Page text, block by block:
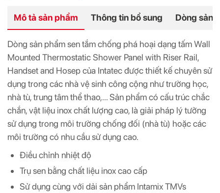
Mô tả sản phẩm Thông tin bổ sung Dòng sản
Dòng sản phẩm sen tắm chống phá hoại dạng tấm Wall
Mounted Thermostatic Shower Panel with Riser Rail,
Handset and Hosep của Intatec được thiết kế chuyên sử
dụng trong các nhà vệ sinh công cộng như trường học,
nhà tù, trung tâm thể thao,... Sản phẩm có cấu trúc chắc
chắn, vật liệu inox chất lượng cao, là giải pháp lý tưởng
sử dụng trong môi trường chống đối (nhà tù) hoặc các
môi trường có nhu cầu sử dụng cao.
Điều chỉnh nhiệt độ
Trụ sen bằng chất liệu inox cao cấp
Sử dụng cùng với dải sản phẩm Intamix TMVs